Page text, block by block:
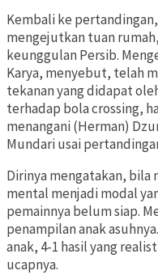
Kembali ke
mengejutkan tuan
keunggulan Persib.
Karya, menyebut, telah
tekanan yang didapat
terhadap bola crossing,
menangani (Herman)
Mundari usai
Dirinya mengatakan, bila
mental menjadi modal
pemainnya belum siap.
penampilan anak
anak, 4-1 hasil yang
ucapnya.